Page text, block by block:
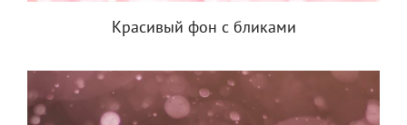
Красивый фон с бликами